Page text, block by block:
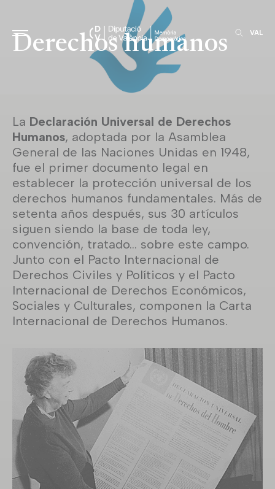
VAL
Derechos humanos
La Declaración Universal de Derechos
Humanos, adoptada por la Asamblea
General de las Naciones Unidas en 1948,
fue el primer documento legal en
establecer la protección universal de los
derechos humanos fundamentales. Más de
setenta años después, sus 30 artículos
siguen siendo la base de toda ley,
convención, tratado… sobre este campo.
Junto con el Pacto Internacional de
Derechos Civiles y Políticos y el Pacto
Internacional de Derechos Económicos,
Sociales y Culturales, componen la Carta
Internacional de Derechos Humanos.